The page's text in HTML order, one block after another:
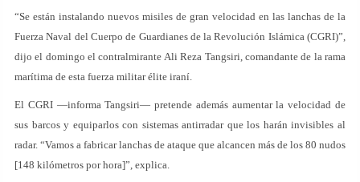
“Se están instalando nuevos misiles de gran velocidad en las lanchas de la
Fuerza Naval del Cuerpo de Guardianes de la Revolución Islámica (CGRI)”,
dijo el domingo el contralmirante Ali Reza Tangsiri, comandante de la rama
marítima de esta fuerza militar élite iraní.
El CGRI —informa Tangsiri— pretende además aumentar la velocidad de
sus barcos y equiparlos con sistemas antirradar que los harán invisibles al
radar. “Vamos a fabricar lanchas de ataque que alcancen más de los 80 nudos
[148 kilómetros por hora]”, explica.